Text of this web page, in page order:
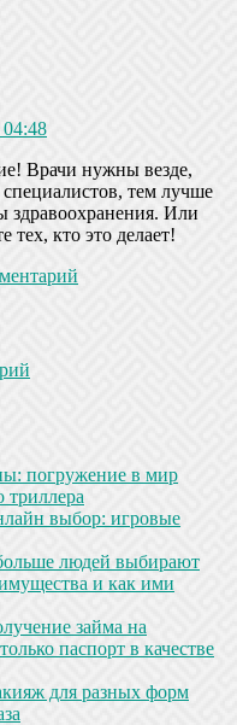
04:48
Врачи нужны везде,
тем лучше
здравоохранения. Или
тех, кто это делает!
погружение в мир
триллера
выбор: игровые
людей выбирают
и как ими
займа на
паспорт в качестве
для разных форм